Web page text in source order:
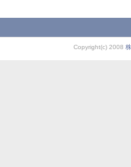
Copyright(c) 2008